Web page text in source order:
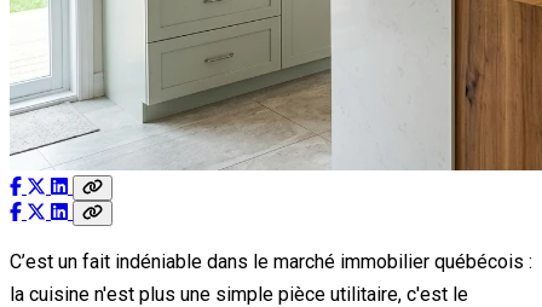
C’est un fait indéniable dans le marché immobilier québécois :
la cuisine n'est plus une simple pièce utilitaire, c'est le